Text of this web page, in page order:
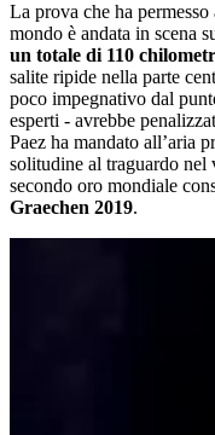
La prova che ha
mondo è andata in scena
un totale di 110
salite ripide nella parte
poco impegnativo dal
esperti - avrebbe
Paez ha mandato all’aria
solitudine al traguardo nel
secondo oro mondiale
Graechen 2019.